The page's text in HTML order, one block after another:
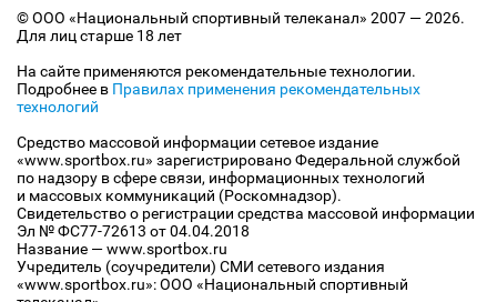
© ООО «Национальный спортивный телеканал» 2007 — 2026.
Для лиц старше 18 лет
На сайте применяются рекомендательные технологии.
Подробнее в Правилах применения рекомендательных
технологий
Средство массовой информации сетевое издание
«www.sportbox.ru» зарегистрировано Федеральной службой
по надзору в сфере связи, информационных технологий
и массовых коммуникаций (Роскомнадзор).
Свидетельство о регистрации средства массовой информации
Эл № ФС77-72613 от 04.04.2018
Название — www.sportbox.ru
Учредитель (соучредители) СМИ сетевого издания
«www.sportbox.ru»: ООО «Национальный спортивный